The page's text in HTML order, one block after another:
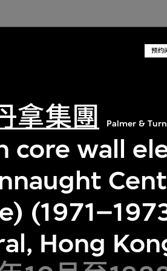
预约
拿集團 Palmer &
core wall
Hong